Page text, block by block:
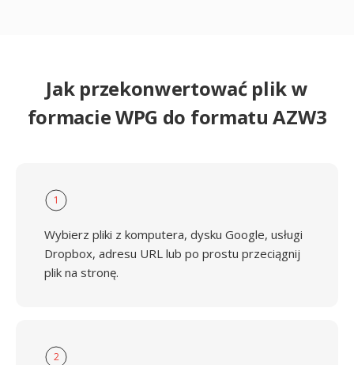
Jak przekonwertować plik w
formacie WPG do formatu AZW3
1
Wybierz pliki z komputera, dysku Google, usługi
Dropbox, adresu URL lub po prostu przeciągnij
plik na stronę.
2